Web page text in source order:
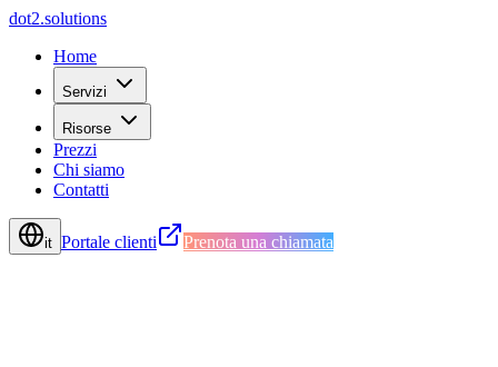
dot2.solutions
Home
Servizi
Risorse
Prezzi
Chi siamo
Contatti
it Portale clienti Prenota una chiamata